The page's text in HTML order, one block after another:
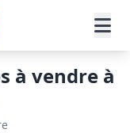
à vendre à